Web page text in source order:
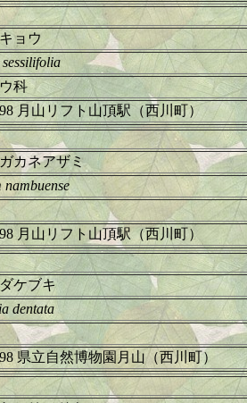
ョウ
科
月山リフト山頂駅（西川町）
カネアザミ
月山リフト山頂駅（西川町）
ケブキ
dentata
県立自然博物園月山（西川町）